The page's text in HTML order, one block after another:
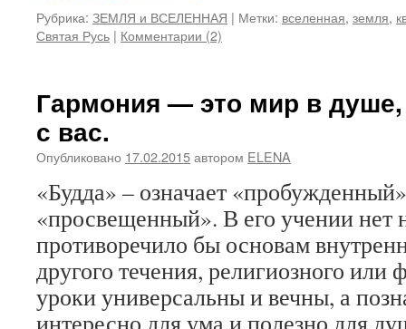
Рубрика: ЗЕМЛЯ и ВСЕЛЕННАЯ | Метки: вселенная, земля,
Святая Русь | Комментарии (2)
Гармония — это мир в душе,
с вас.
Опубликовано 17.02.2015автором ELENA
«Будда» – означает
«просвещенный». В его учении нет
противоречило бы основам
другого течения, религиозного или
уроки универсальны и вечны, а
интересно для ума и полезно для